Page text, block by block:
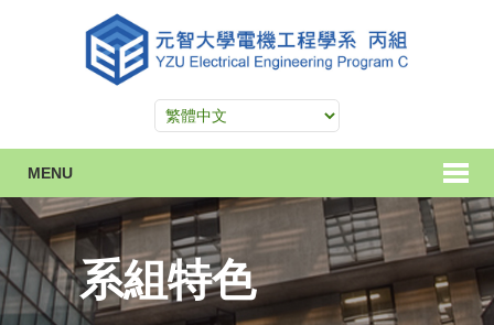
MENU
系組特色